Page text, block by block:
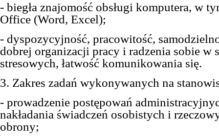
- biegła znajomość obsługi komputera, w
Office (Word, Excel);
- dyspozycyjność, pracowitość,
dobrej organizacji pracy i radzenia sobie w
stresowych, łatwość komunikowania się.
3. Zakres zadań wykonywanych na
- prowadzenie postępowań
nakładania świadczeń osobistych i
obrony;